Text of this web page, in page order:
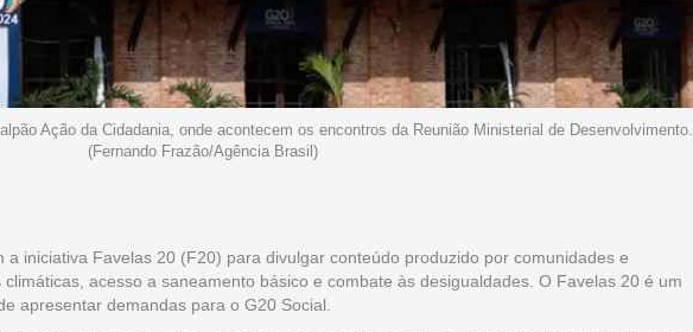
Ação da Cidadania, onde acontecem os encontros da Reunião Ministerial de Desenvolvimento.
(Fernando Frazão/Agência Brasil)
iniciativa Favelas 20 (F20) para divulgar conteúdo produzido por comunidades e
acesso a saneamento básico e combate às desigualdades. O Favelas 20 é um
apresentar demandas para o G20 Social.